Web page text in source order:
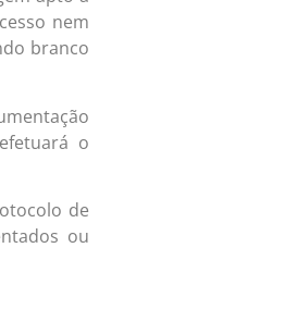
nem
branco
o
de
ou